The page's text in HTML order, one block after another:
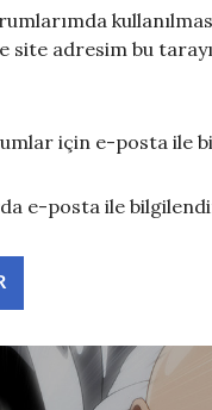
site adresim bu
için e-posta ile
e-posta ile